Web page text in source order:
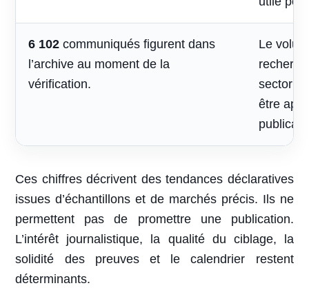
6 102 communiqués figurent dans
l’archive au moment de la
vérification.
Le
être
Ces chiffres décrivent des tendances déclaratives
issues d’échantillons et de marchés précis. Ils ne
permettent pas de promettre une publication.
L’intérêt journalistique, la qualité du ciblage, la
solidité des preuves et le calendrier restent
déterminants.